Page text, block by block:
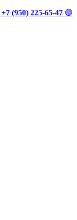
+7 (950) 225-65-47 🟣